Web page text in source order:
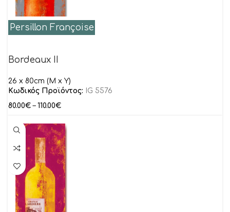
Persillon Françoise
Bordeaux II
26 x 80cm (M x Y)
Κωδικός Προϊόντος:
IG 5576
80.00€ – 110.00€